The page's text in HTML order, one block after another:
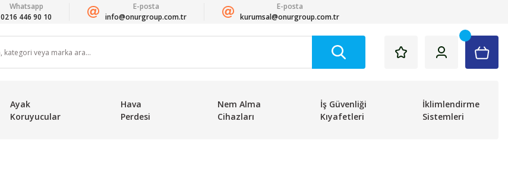
Whatsapp
0216 446 90 10
E-posta
info@onurgroup.com.tr
E-posta
kurumsal@onurgroup.com.tr
Ayak
Koruyucular
Hava
Perdesi
Nem Alma
Cihazları
İş Güvenliği
Kıyafetleri
İklimlendirme
Sistemleri